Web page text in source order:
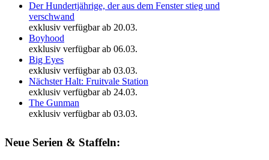
Der Hundertjährige, der aus dem Fenster stieg und
verschwand
exklusiv verfügbar ab 20.03.
Boyhood
exklusiv verfügbar ab 06.03.
Big Eyes
exklusiv verfügbar ab 03.03.
Nächster Halt: Fruitvale Station
exklusiv verfügbar ab 24.03.
The Gunman
exklusiv verfügbar ab 03.03.
Neue Serien & Staffeln: